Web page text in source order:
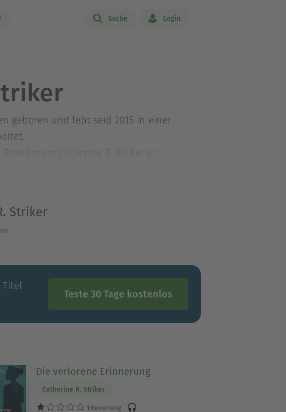
Suche Login
geboren und lebt seid 2015 in einer
Catherine R. Striker im
catherineschreibt.de
Striker
Titel
Teste 30 Tage kostenlos
Die verlorene Erinnerung
Catherine R. Striker
1 Bewertung